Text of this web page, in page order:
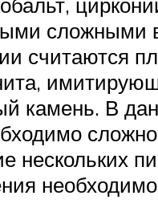
сложными
считаются
камень. В
нескольких